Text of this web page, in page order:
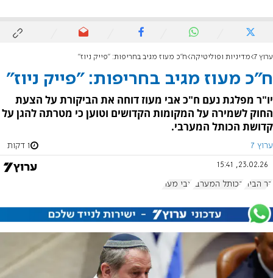
ערוץ 7 מדיניות ופוליטיקה ח"כ מעוז מגיב בחריפות: "פייק ניוז"
ח"כ מעוז מגיב בחריפות: "פייק ניוז"
יו"ר מפלגת נעם ח"כ אבי מעוז דוחה את הביקורת על הצעת
החוק לשמירה על המקומות הקדושים וטוען כי מטרתה להגן על
קדושת הכותל המערבי.
ערוץ 7 1 דקות
23.02.26, 15:41
הר הבית הכותל המערבי אבי מעוז